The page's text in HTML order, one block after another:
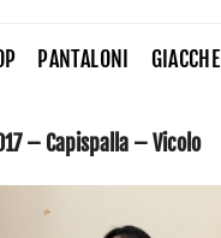
PANTALONI GIACCHE
– Capispalla – Vicolo